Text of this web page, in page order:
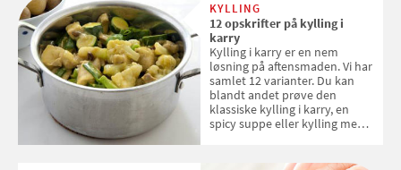
KYLLING
12 opskrifter på kylling i
karry
Kylling i karry er en nem
løsning på aftensmaden. Vi har
samlet 12 varianter. Du kan
blandt andet prøve den
klassiske kylling i karry, en
spicy suppe eller kylling med